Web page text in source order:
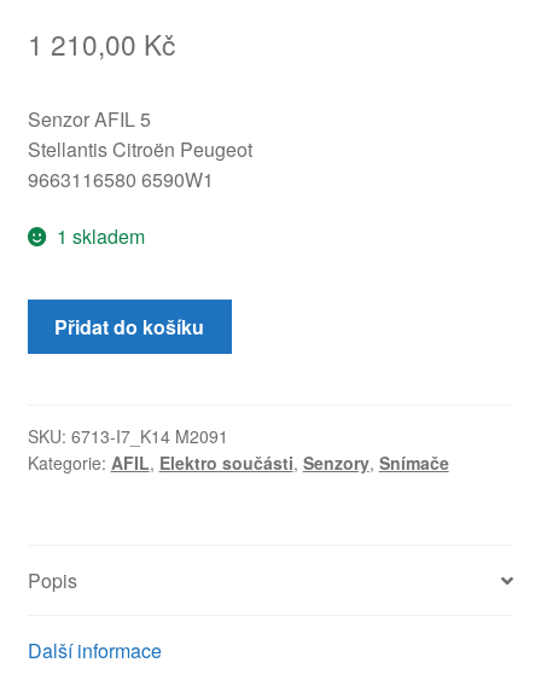
1 210,00 Kč
Senzor AFIL 5
Stellantis Citroën Peugeot
9663116580 6590W1
1 skladem
Senzor
AFIL
Peugeot
9663116580
Přidat do košíku
SKU: 6713-I7_K14 M2091
Kategorie: AFIL, Elektro součásti, Senzory, Snímače
Popis
Další informace